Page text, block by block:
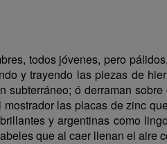
todos jóvenes, pero
y trayendo las piezas de
subterráneo; ó derraman
las placas de zinc
y argentinas como
que al caer llenan el aire